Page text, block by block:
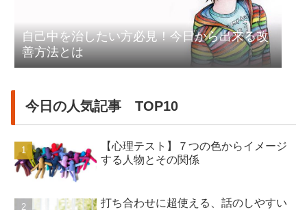
自己中を治したい方必見！今日から出来る改
善方法とは
今日の人気記事 TOP10
【心理テスト】７つの色からイメージ
する人物とその関係
打ち合わせに超使える、話のしやすい